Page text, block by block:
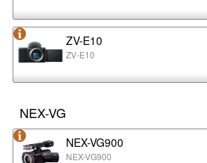
ZV-E10
ZV-E10
NEX-VG
NEX-VG900
NEX-VG900